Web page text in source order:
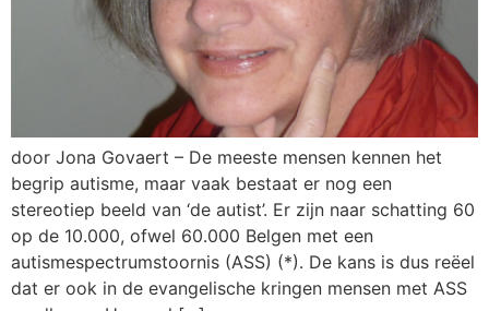
door Jona Govaert – De meeste mensen kennen het
begrip autisme, maar vaak bestaat er nog een
stereotiep beeld van ‘de autist’. Er zijn naar schatting 60
op de 10.000, ofwel 60.000 Belgen met een
autismespectrumstoornis (ASS) (*). De kans is dus reëel
dat er ook in de evangelische kringen mensen met ASS